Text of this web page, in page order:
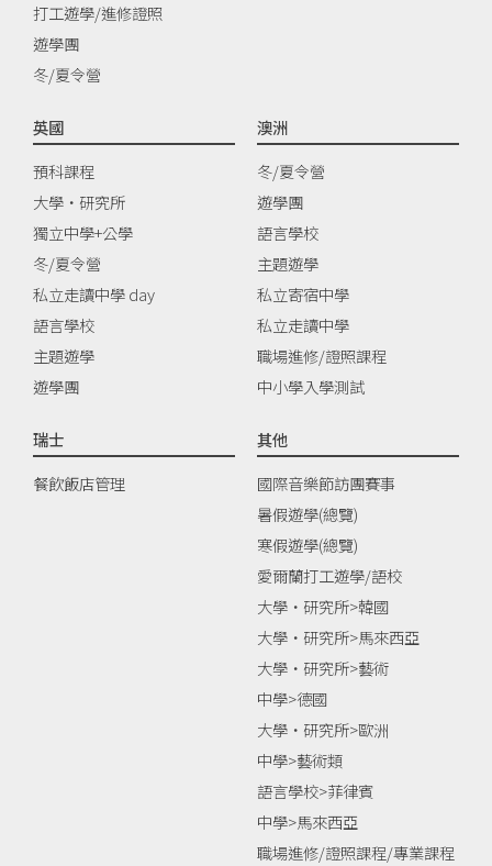
打工遊學/進修證照
遊學團
冬/夏令營
英國
預科課程
大學‧研究所
獨立中學+公學
冬/夏令營
私立走讀中學 day
語言學校
主題遊學
遊學團
澳洲
冬/夏令營
遊學團
語言學校
主題遊學
私立寄宿中學
私立走讀中學
職場進修/證照課程
中小學入學測試
瑞士
餐飲飯店管理
其他
國際音樂節訪團賽事
暑假遊學(總覽)
寒假遊學(總覽)
愛爾蘭打工遊學/語校
大學‧研究所>韓國
大學‧研究所>馬來西亞
大學‧研究所>藝術
中學>德國
大學‧研究所>歐洲
中學>藝術類
語言學校>菲律賓
中學>馬來西亞
職場進修/證照課程/專業課程